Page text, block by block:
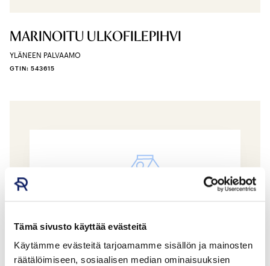
Tämä sivusto käyttää evästeitä
Käytämme evästeitä tarjoamamme sisällön ja mainosten
räätälöimiseen, sosiaalisen median ominaisuuksien
MARINOITU ULKOFILEPIHVI
YLÄNEEN PALVAAMO
GTIN: 543615